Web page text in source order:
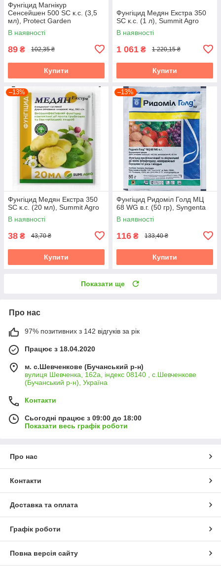
Фунгіцид Магнікур
Сенсейшен 500 SC к.с. (3,5
мл), Protect Garden
В наявності
89 ₴ 102,35 ₴
Купити
Фунгіцид Медян Екстра 350
SC к.с. (1 л), Summit Agro
В наявності
1 061 ₴ 1 220,15 ₴
Купити
–13%
Фунгіцид Медян Екстра 350
SC к.с. (20 мл), Summit Agro
В наявності
38 ₴ 43,70 ₴
Купити
–13%
Фунгіцид Ридоміл Голд МЦ
68 WG в.г. (50 гр), Syngenta
В наявності
116 ₴ 133,40 ₴
Купити
Показати ще
Про нас
97% позитивних з 142 відгуків за рік
Працює з 18.04.2020
м. с.Шевченкове (Бучанський р-н)
вулиця Шевченка, 162а, індекс 08140 , с.Шевченкове
(Бучанський р-н), Україна
Контакти
Сьогодні працює з 09:00 до 18:00
Показати весь графік роботи
Про нас
Контакти
Доставка та оплата
Графік роботи
Повна версія сайту